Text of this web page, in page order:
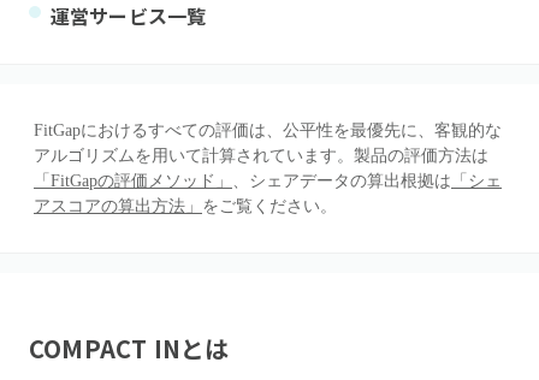
運営サービス一覧
FitGapにおけるすべての評価は、公平性を最優先に、客観的な
アルゴリズムを用いて計算されています。製品の評価方法は
「FitGapの評価メソッド」 、シェアデータの算出根拠は 「シェ
アスコアの算出方法」 をご覧ください。
COMPACT INとは